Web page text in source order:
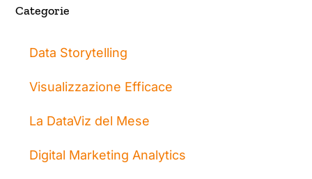
Categorie
Data Storytelling
Visualizzazione Efficace
La DataViz del Mese
Digital Marketing Analytics